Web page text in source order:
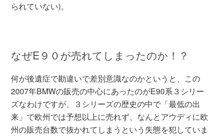
られていない)。
なぜE９０が売れてしまったのか！？
何が後遺症で勘違いで差別意識なのかというと、この
2007年BMWの販売の中心にあったのがE90系３シリー
ズなわけですが、３シリーズの歴史の中で「最低の出
来」で欧州では予想以上に売れず、なんとアウディに欧
州の販売台数で抜かれてしまうという失態を犯していま